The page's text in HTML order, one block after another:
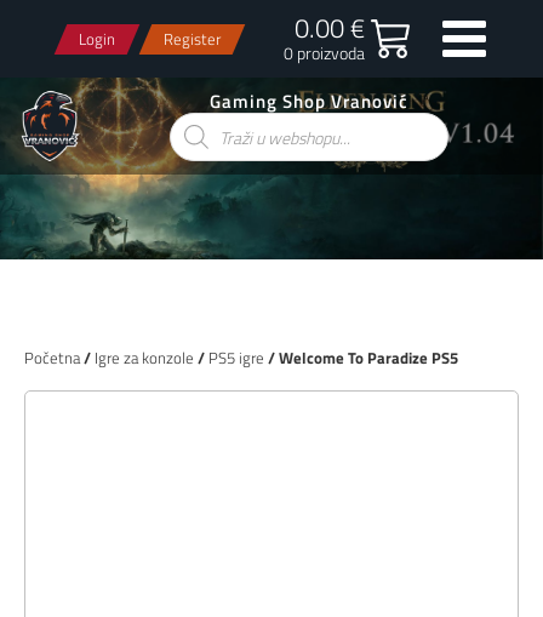
Login Register 0.00 €
0 proizvoda
Gaming Shop Vranović
Products
search
Početna/ Igre za konzole / PS5 igre / Welcome To Paradize PS5